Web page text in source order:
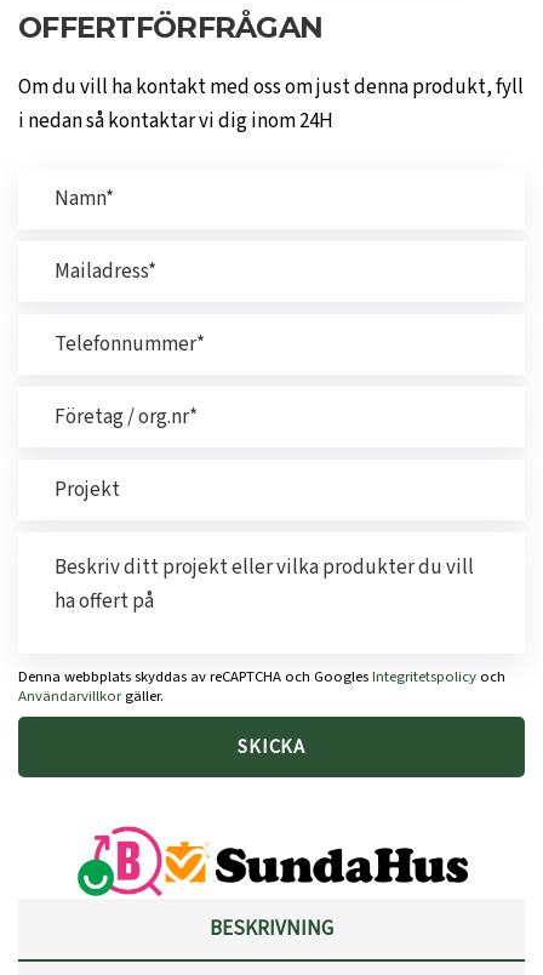
OFFERTFÖRFRÅGAN
Om du vill ha kontakt med oss om just denna produkt, fyll
i nedan så kontaktar vi dig inom 24H
Denna webbplats skyddas av reCAPTCHA och GooglesIntegritetspolicy och
Användarvillkorgäller.
BESKRIVNING